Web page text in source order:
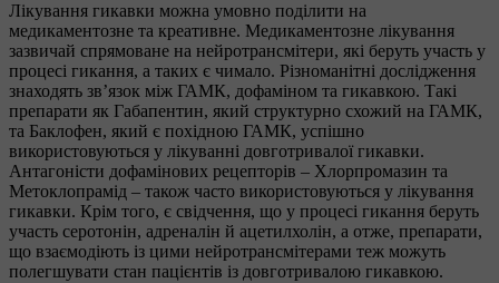
Лікування гикавки можна умовно поділити на
медикаментозне та креативне. Медикаментозне лікування
зазвичай спрямоване на нейротрансмітери, які беруть участь у
процесі гикання, а таких є чимало. Різноманітні дослідження
знаходять зв’язок між ГАМК, дофаміном та гикавкою. Такі
препарати як Габапентин, який структурно схожий на ГАМК,
та Баклофен, який є похідною ГАМК, успішно
використовуються у лікуванні довготривалої гикавки.
Антагоністи дофамінових рецепторів – Хлорпромазин та
Метоклопрамід – також часто використовуються у лікування
гикавки. Крім того, є свідчення, що у процесі гикання беруть
участь серотонін, адреналін й ацетилхолін, а отже, препарати,
що взаємодіють із цими нейротрансмітерами теж можуть
полегшувати стан пацієнтів із довготривалою гикавкою.